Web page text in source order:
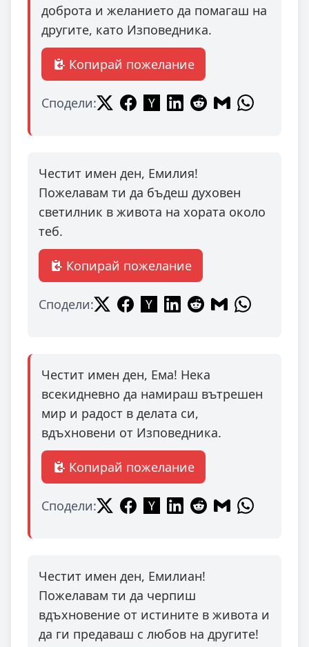
доброта и желанието да помагаш на
другите, като Изповедника.
Копирай пожелание
Сподели:
Честит имен ден, Емилия!
Пожелавам ти да бъдеш духовен
светилник в живота на хората около
теб.
Копирай пожелание
Сподели:
Честит имен ден, Ема! Нека
всекидневно да намираш вътрешен
мир и радост в делата си,
вдъхновени от Изповедника.
Копирай пожелание
Сподели:
Честит имен ден, Емилиан!
Пожелавам ти да черпиш
вдъхновение от истините в живота и
да ги предаваш с любов на другите!